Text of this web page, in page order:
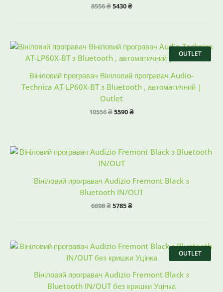
8556₴5430₴
Вініловий програвач Вініловий програвач Audio-
Technica AT-LP60X-BT з Bluetooth , автоматичний |
Outlet
10556₴
Оригінальна
ціна:
10556 ₴.
5590₴
Поточна
ціна:
5590 ₴.
OUTLET
Вініловий програвач Audizio Fremont Black з
Bluetooth IN/OUT
6698₴
Оригінальна
6698 ₴.
5785₴
Поточна
Вініловий програвач Audizio Fremont Black з
Bluetooth IN/OUT без кришки Уцінка
Оригінальна
6698 ₴.
Поточна
3285 ₴.
OUTLET